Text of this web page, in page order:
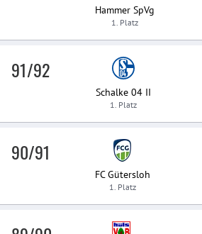
Hammer SpVg
1. Platz
91/92
Schalke 04 II
1. Platz
90/91
FC Gütersloh
1. Platz